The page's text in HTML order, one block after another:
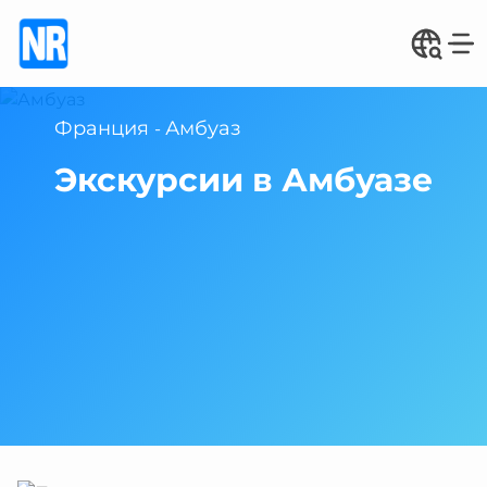
Франция - Амбуаз
Экскурсии в Амбуазе